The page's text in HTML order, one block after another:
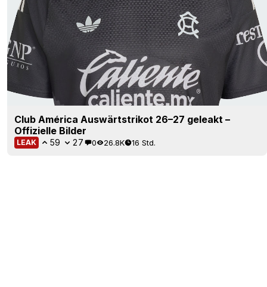
Club América Auswärtstrikot 26–27 geleakt –
Offizielle Bilder
LEAK 59 27 0 26.8K 16 Std.